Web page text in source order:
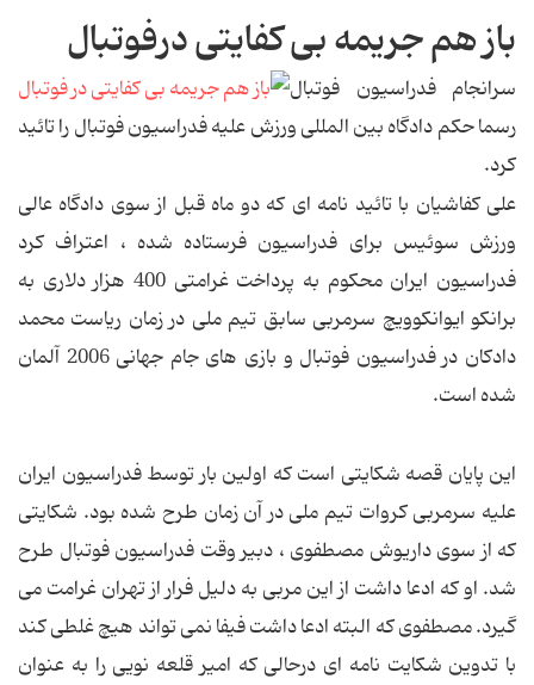
باز هم جریمه بی کفایتی درفوتبال
سرانجام فدراسیون فوتبال
رسما حکم دادگاه بین المللی ورزش علیه فدراسیون فوتبال را تائید
کرد.
علی کفاشیان با تائید نامه ای که دو ماه قبل از سوی دادگاه عالی
ورزش سوئیس برای فدراسیون فرستاده شده ، اعتراف کرد
فدراسیون ایران محکوم به پرداخت غرامتی 400 هزار دلاری به
برانکو ایوانکوویچ سرمربی سابق تیم ملی در زمان ریاست محمد
دادکان در فدراسیون فوتبال و بازی های جام جهانی 2006 آلمان
شده است.
این پایان قصه شکایتی است که اولین بار توسط فدراسیون ایران
علیه سرمربی کروات تیم ملی در آن زمان طرح شده بود. شکایتی
که از سوی داریوش مصطفوی ، دبیر وقت فدراسیون فوتبال طرح
شد. او که ادعا داشت از این مربی به دلیل فرار از تهران غرامت می
گیرد. مصطفوی که البته ادعا داشت فیفا نمی تواند هیچ غلطی کند
با تدوین شکایت نامه ای درحالی که امیر قلعه نویی را به عنوان